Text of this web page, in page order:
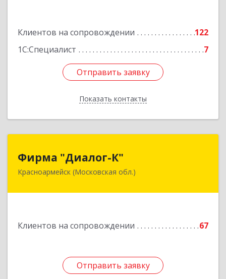
Клиентов на сопровождении
122
1С:Специалист
7
Отправить заявку
Показать контакты
Подробнее
Отправить заявку
Назад
Фирма "Диалог-К"
Красноармейск (Московская обл.)
Клиентов на сопровождении 67
Отправить заявку
141292, Московская обл, Красноармейск г,
Отправить заявку